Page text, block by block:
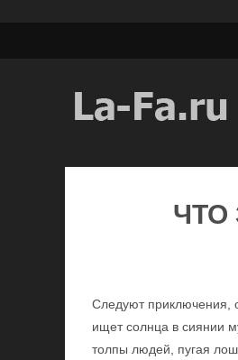
ЧТО
Следуют приключения,
ищет солнца в сиянии
толпы людей, пугая